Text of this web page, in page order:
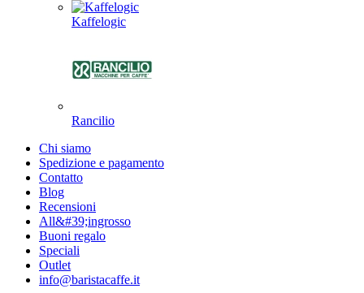
Kaffelogic
Rancilio
Chi siamo
Spedizione e pagamento
Contatto
Blog
Recensioni
All&#39;ingrosso
Buoni regalo
Speciali
Outlet
info@baristacaffe.it